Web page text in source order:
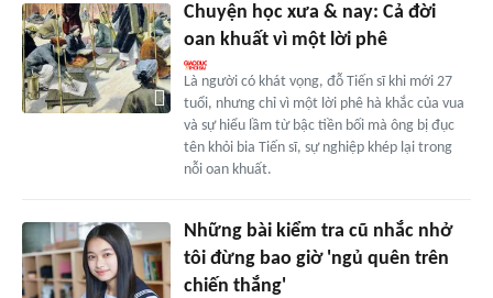
Chuyện học xưa & nay: Cả đời
oan khuất vì một lời phê
Là người có khát vọng, đỗ Tiến sĩ khi mới 27
tuổi, nhưng chỉ vì một lời phê hà khắc của vua
và sự hiểu lầm từ bậc tiền bối mà ông bị đục
tên khỏi bia Tiến sĩ, sự nghiệp khép lại trong
nỗi oan khuất.
Những bài kiểm tra cũ nhắc nhở
tôi đừng bao giờ 'ngủ quên trên
chiến thắng'